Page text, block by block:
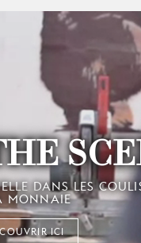
DANS LES
MONNAIE
ICI